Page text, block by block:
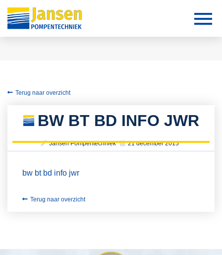
Terug naar overzicht
BW BT BD INFO JWR
Jansen Pompentechniek 21 december 2015
bw bt bd info jwr
Terug naar overzicht